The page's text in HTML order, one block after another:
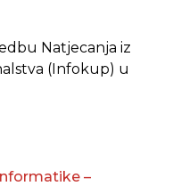
Natjecanja iz
(Infokup) u
–